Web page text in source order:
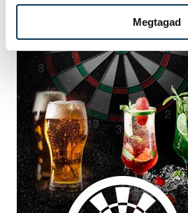
Megtagad